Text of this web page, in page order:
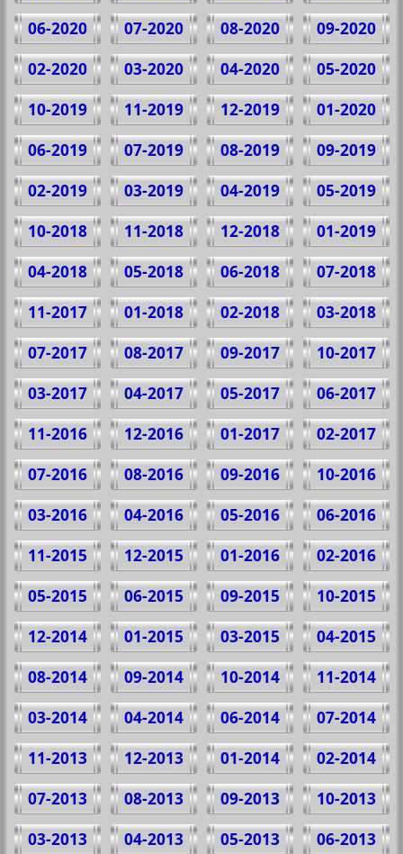
09-2020
08-2020
07-2020
06-2020
05-2020
04-2020
03-2020
02-2020
01-2020
12-2019
11-2019
10-2019
09-2019
08-2019
07-2019
06-2019
05-2019
04-2019
03-2019
02-2019
01-2019
12-2018
11-2018
10-2018
07-2018
06-2018
05-2018
04-2018
03-2018
02-2018
01-2018
11-2017
10-2017
09-2017
08-2017
07-2017
06-2017
05-2017
04-2017
03-2017
02-2017
01-2017
12-2016
11-2016
10-2016
09-2016
08-2016
07-2016
06-2016
05-2016
04-2016
03-2016
02-2016
01-2016
12-2015
11-2015
10-2015
09-2015
06-2015
05-2015
04-2015
03-2015
01-2015
12-2014
11-2014
10-2014
09-2014
08-2014
07-2014
06-2014
04-2014
03-2014
02-2014
01-2014
12-2013
11-2013
10-2013
09-2013
08-2013
07-2013
06-2013
05-2013
04-2013
03-2013